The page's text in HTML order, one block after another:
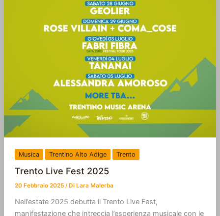
Musica Trentino Alto Adige Trento
Trento Live Fest 2025
20 Febbraio 2025 / Di Lara Malerba
Nell’estate 2025 debutta il Trento Live Fest,
manifestazione che intreccia l’esperienza musicale con le